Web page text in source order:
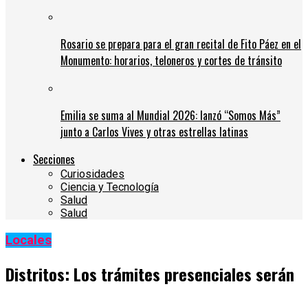
Rosario se prepara para el gran recital de Fito Páez en el
Monumento: horarios, teloneros y cortes de tránsito
Emilia se suma al Mundial 2026: lanzó “Somos Más”
junto a Carlos Vives y otras estrellas latinas
Secciones
Curiosidades
Ciencia y Tecnología
Salud
Salud
Locales
Distritos: Los trámites presenciales serán